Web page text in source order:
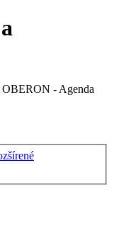
- Agenda